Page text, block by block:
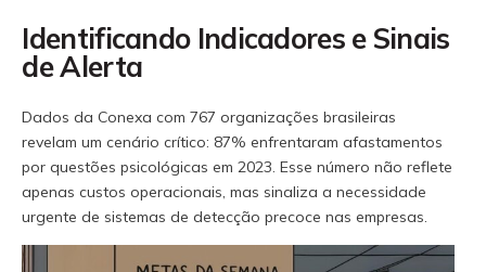
Identificando Indicadores e Sinais
de Alerta
Dados da Conexa com 767 organizações brasileiras
revelam um cenário crítico: 87% enfrentaram afastamentos
por questões psicológicas em 2023. Esse número não reflete
apenas custos operacionais, mas sinaliza a necessidade
urgente de sistemas de detecção precoce nas empresas.